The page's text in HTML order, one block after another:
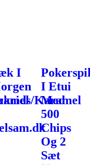
I
Karamel
I Etui
Med
500
Chips
Og 2
Sæt